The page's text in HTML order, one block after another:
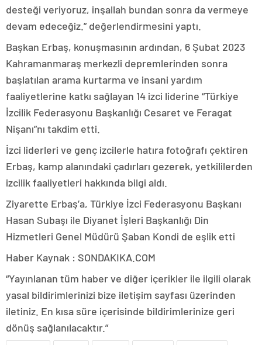
desteği veriyoruz, inşallah bundan sonra da vermeye
devam edeceğiz.” değerlendirmesini yaptı.
Başkan Erbaş, konuşmasının ardından, 6 Şubat 2023
Kahramanmaraş merkezli depremlerinden sonra
başlatılan arama kurtarma ve insani yardım
faaliyetlerine katkı sağlayan 14 izci liderine “Türkiye
İzcilik Federasyonu Başkanlığı Cesaret ve Feragat
Nişanı”nı takdim etti.
İzci liderleri ve genç izcilerle hatıra fotoğrafı çektiren
Erbaş, kamp alanındaki çadırları gezerek, yetkililerden
izcilik faaliyetleri hakkında bilgi aldı.
Ziyarette Erbaş’a, Türkiye İzci Federasyonu Başkanı
Hasan Subaşı ile Diyanet İşleri Başkanlığı Din
Hizmetleri Genel Müdürü Şaban Kondi de eşlik etti
Haber Kaynak : SONDAKIKA.COM
“Yayınlanan tüm haber ve diğer içerikler ile ilgili olarak
yasal bildirimlerinizi bize iletişim sayfası üzerinden
iletiniz. En kısa süre içerisinde bildirimlerinize geri
dönüş sağlanılacaktır.”